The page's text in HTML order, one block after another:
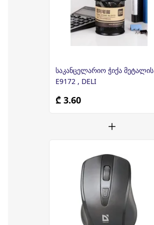
საკანცელარიო ჭიქა მეტალის
E9172 , DELI
₾ 3.60